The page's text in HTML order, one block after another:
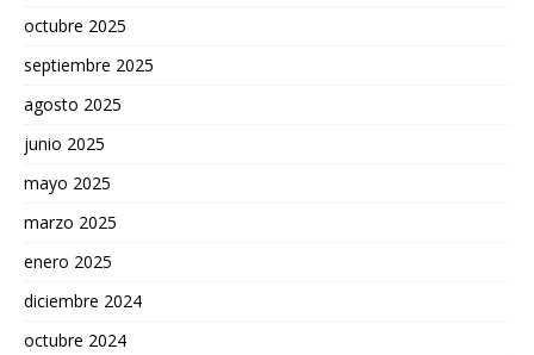
octubre 2025
septiembre 2025
agosto 2025
junio 2025
mayo 2025
marzo 2025
enero 2025
diciembre 2024
octubre 2024